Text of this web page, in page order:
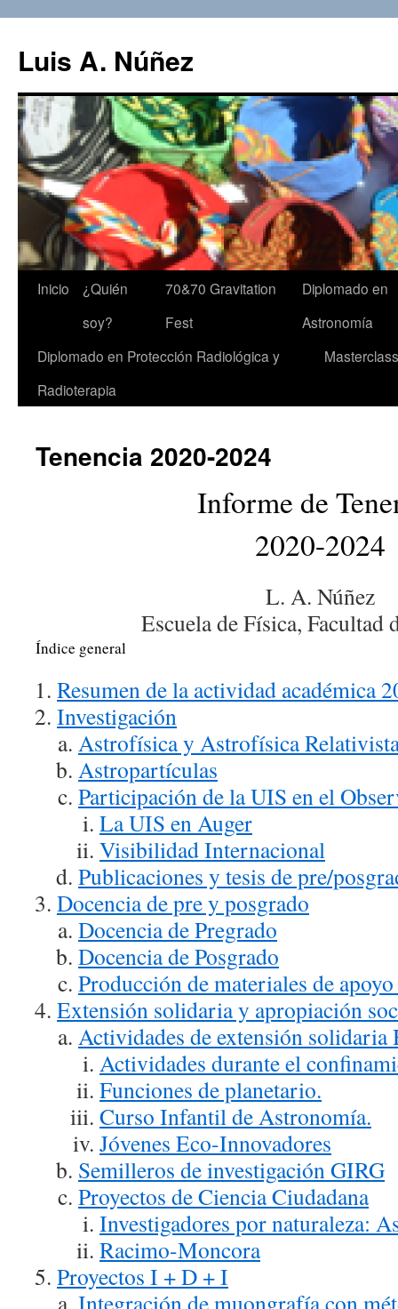
Luis A. Núñez
Saltar
contenido
Inicio
¿Quién
soy?
70&70 Gravitation
Fest
Diplomado en
Astronomía
Diplomado en Protección Radiológica y
Radioterapia
Tenencia 2020-2024
Informe de
2020-2024
L. A. Núñez
Escuela de Física, Facultad
Índice general
Resumen de la actividad académica
Investigación
Astrofísica y Astrofísica
Astropartículas
Participación de la UIS en el
La UIS en Auger
Visibilidad Internacional
Publicaciones y tesis de pre/
Docencia de pre y posgrado
Docencia de Pregrado
Docencia de Posgrado
Producción de materiales de
Extensión solidaria y apropiación
Actividades de extensión solidaria
Actividades durante el
Funciones de planetario.
Curso Infantil de Astronomía.
Jóvenes Eco-Innovadores
Semilleros de investigación GIRG
Proyectos de Ciencia Ciudadana
Investigadores por naturaleza:
Racimo-Moncora
Proyectos I + D + I
Integración de muongrafía con